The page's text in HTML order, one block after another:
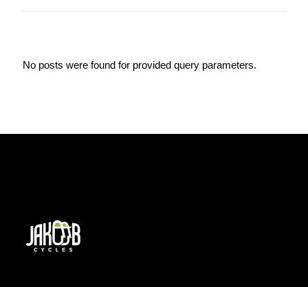
No posts were found for provided query parameters.